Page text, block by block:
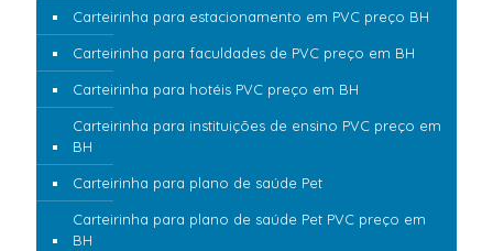
Carteirinha para estacionamento em PVC preço BH
Carteirinha para faculdades de PVC preço em BH
Carteirinha para hotéis PVC preço em BH
Carteirinha para instituições de ensino PVC preço em
BH
Carteirinha para plano de saúde Pet
Carteirinha para plano de saúde Pet PVC preço em
BH